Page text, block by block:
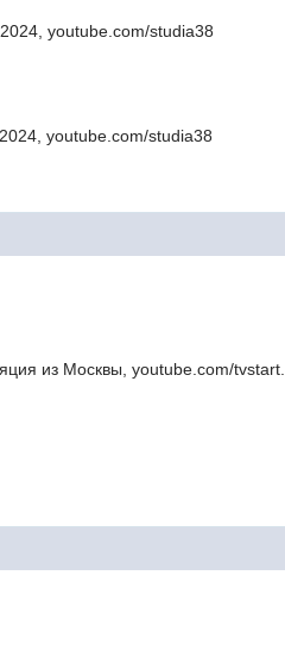
youtube.com/studia38
youtube.com/studia38
из Москвы, youtube.com/